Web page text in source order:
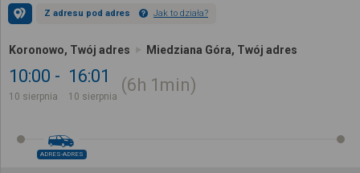
Z adresu pod adres Jak to działa?
Koronowo, Twój adres Miedziana Góra, Twój adres
10:00
10 sierpnia
16:01
10 sierpnia
6h 1min
ADRES-ADRES